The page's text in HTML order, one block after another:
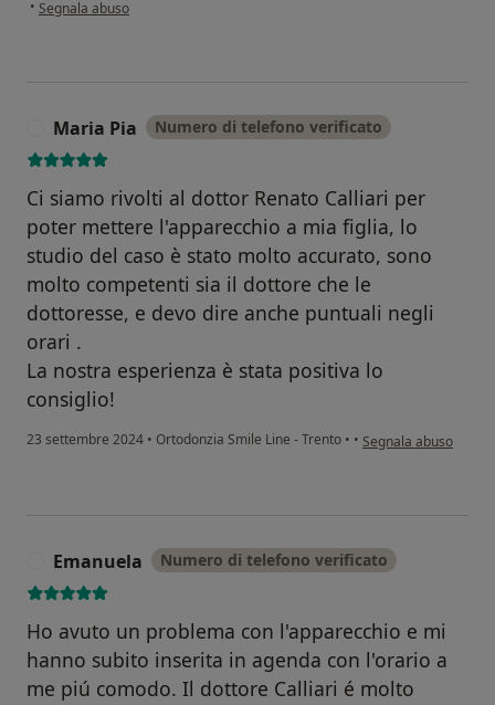
• Segnala abuso
Maria Pia Numero di telefono verificato
Ci siamo rivolti al dottor Renato Calliari per
poter mettere l'apparecchio a mia figlia, lo
studio del caso è stato molto accurato, sono
molto competenti sia il dottore che le
dottoresse, e devo dire anche puntuali negli
orari .
La nostra esperienza è stata positiva lo
consiglio!
23 settembre 2024 • Ortodonzia Smile Line - Trento • • secondo l'opinione
Segnala abuso
Emanuela Numero di telefono verificato
Ho avuto un problema con l'apparecchio e mi
hanno subito inserita in agenda con l'orario a
me piú comodo. Il dottore Calliari é molto